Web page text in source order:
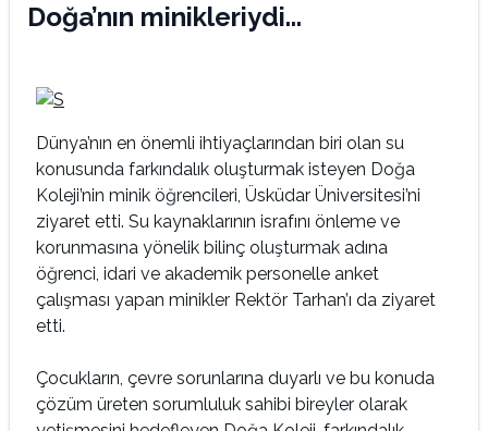
Doğa’nın minikleriydi...
Dünya’nın en önemli ihtiyaçlarından biri olan su
konusunda farkındalık oluşturmak isteyen Doğa
Koleji’nin minik öğrencileri, Üsküdar Üniversitesi’ni
ziyaret etti. Su kaynaklarının israfını önleme ve
korunmasına yönelik bilinç oluşturmak adına
öğrenci, idari ve akademik personelle anket
çalışması yapan minikler Rektör Tarhan’ı da ziyaret
etti.
Çocukların, çevre sorunlarına duyarlı ve bu konuda
çözüm üreten sorumluluk sahibi bireyler olarak